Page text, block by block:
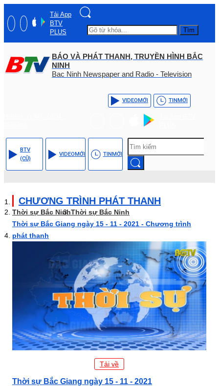
Tải App
BTV
PLUS
Tìm
BÁO VÀ PHÁT THANH, TRUYỀN HÌNH BẮC
NINH
Bac Ninh Newspaper and Radio - Television
VIDEOMỚI TINMỚI
BTV
(CŨ)
VIDEOMỚI TINMỚI
CHƯƠNG TRÌNH PHÁT THANH
Thời sự Bắc NinhThời sự Bắc Ninh
Thời sự Bắc Giang ngày 15 - 11 - 2021 - Chương trình
phát thanh
Tải về
Thời sự Bắc Giang ngày 15 - 11 - 2021